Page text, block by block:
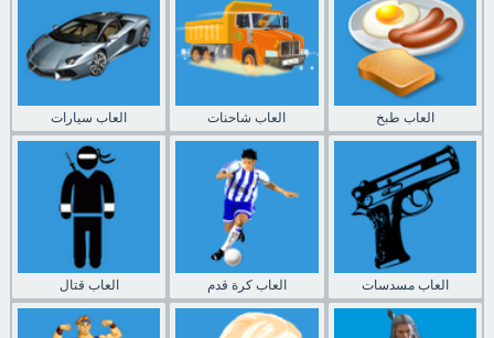
العاب سيارات العاب شاحنات العاب طبخ
العاب قتال العاب كرة قدم العاب مسدسات